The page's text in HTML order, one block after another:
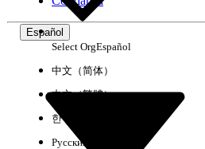
Español
Select OrgEspañol
中文（简体）
中文（繁體）
한국어
Русский